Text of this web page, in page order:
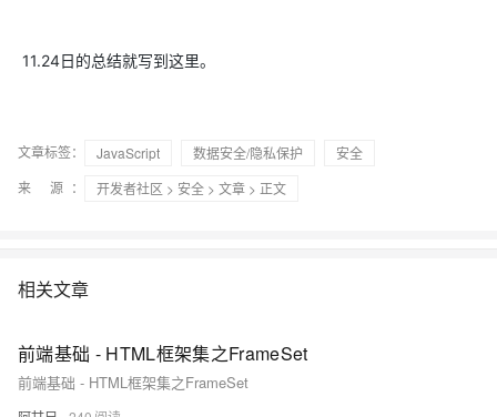
11.24日的总结就写到这里。
文章标签： JavaScript 数据安全/隐私保护
安全
来 源：
开发者社区 > 安全 > 文章 > 正文
相关文章
前端基础 - HTML框架集之FrameSet
前端基础 - HTML框架集之FrameSet